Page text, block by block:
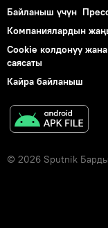
Байланыш үчүн
Компаниялардын
Cookie колдонуу
саясаты
Кайра байланыш
© 2026 Sputnik